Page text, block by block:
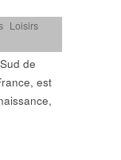
Loisirs
de
est